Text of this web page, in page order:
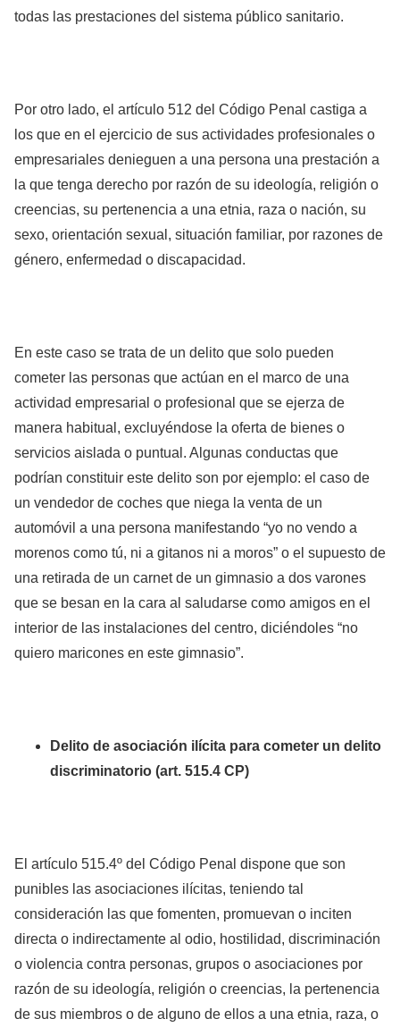
todas las prestaciones del sistema público sanitario.
Por otro lado, el artículo 512 del Código Penal castiga a
los que en el ejercicio de sus actividades profesionales o
empresariales denieguen a una persona una prestación a
la que tenga derecho por razón de su ideología, religión o
creencias, su pertenencia a una etnia, raza o nación, su
sexo, orientación sexual, situación familiar, por razones de
género, enfermedad o discapacidad.
En este caso se trata de un delito que solo pueden
cometer las personas que actúan en el marco de una
actividad empresarial o profesional que se ejerza de
manera habitual, excluyéndose la oferta de bienes o
servicios aislada o puntual. Algunas conductas que
podrían constituir este delito son por ejemplo: el caso de
un vendedor de coches que niega la venta de un
automóvil a una persona manifestando “yo no vendo a
morenos como tú, ni a gitanos ni a moros” o el supuesto de
una retirada de un carnet de un gimnasio a dos varones
que se besan en la cara al saludarse como amigos en el
interior de las instalaciones del centro, diciéndoles “no
quiero maricones en este gimnasio”.
Delito de asociación ilícita para cometer un delito
discriminatorio (art. 515.4 CP)
El artículo 515.4º del Código Penal dispone que son
punibles las asociaciones ilícitas, teniendo tal
consideración las que fomenten, promuevan o inciten
directa o indirectamente al odio, hostilidad, discriminación
o violencia contra personas, grupos o asociaciones por
razón de su ideología, religión o creencias, la pertenencia
de sus miembros o de alguno de ellos a una etnia, raza, o